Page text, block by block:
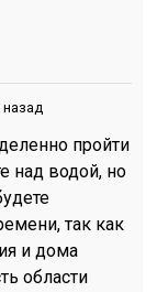
назад
пройти
над водой, но
так как
и дома
области